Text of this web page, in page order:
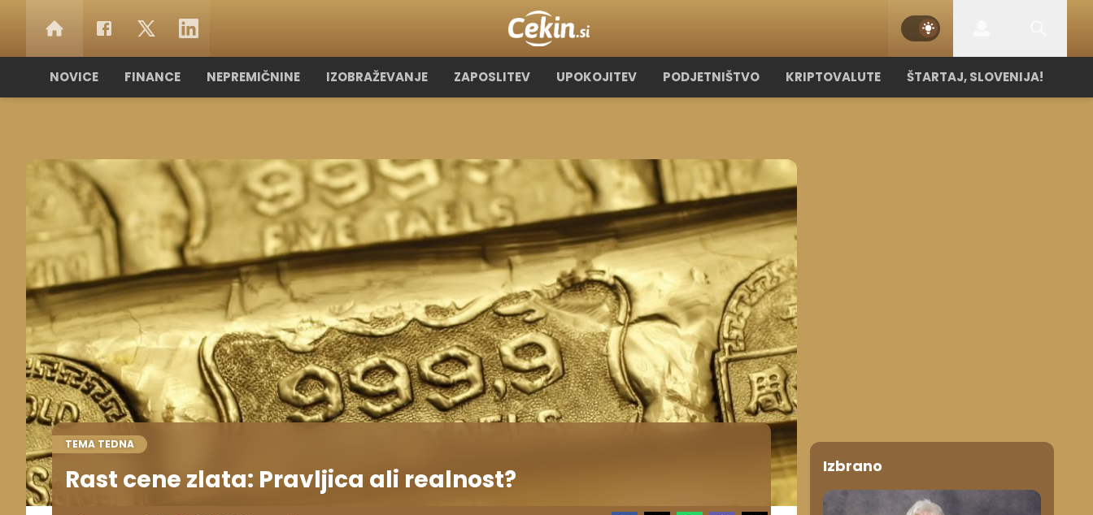
NOVICE FINANCE NEPREMIČNINE IZOBRAŽEVANJE ZAPOSLITEV UPOKOJITEV PODJETNIŠTVO KRIPTOVALUTE ŠTARTAJ, SLOVENIJA!
TEMA TEDNA
Rast cene zlata: Pravljica ali realnost? Izbrano